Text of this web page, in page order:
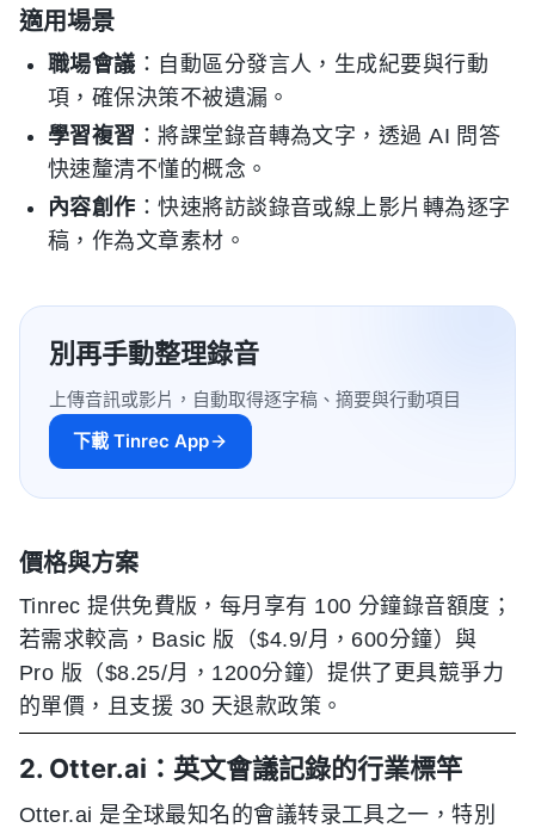
適用場景
職場會議 ：自動區分發言人，生成紀要與行動
項，確保決策不被遺漏。
學習複習 ：將課堂錄音轉為文字，透過 AI 問答
快速釐清不懂的概念。
內容創作 ：快速將訪談錄音或線上影片轉為逐字
稿，作為文章素材。
別再手動整理錄音
上傳音訊或影片，自動取得逐字稿、摘要與行動項目
下載 Tinrec App
價格與方案
Tinrec 提供免費版，每月享有 100 分鐘錄音額度；
若需求較高，Basic 版（$4.9/月，600分鐘）與
Pro 版（$8.25/月，1200分鐘）提供了更具競爭力
的單價，且支援 30 天退款政策。
2. Otter.ai：英文會議記錄的行業標竿
Otter.ai 是全球最知名的會議转录工具之一，特別